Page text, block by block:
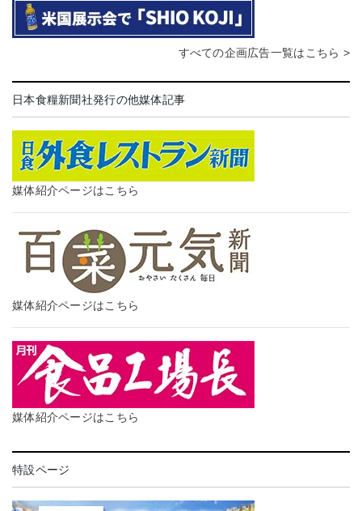
すべての企画広告一覧はこちら >
日本食糧新聞社発行の他媒体記事
媒体紹介ページはこちら
媒体紹介ページはこちら
媒体紹介ページはこちら
特設ページ